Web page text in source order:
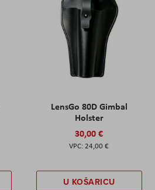
LensGo 80D Gimbal
Holster
30,00 €
24,00 €
U KOŠARICU